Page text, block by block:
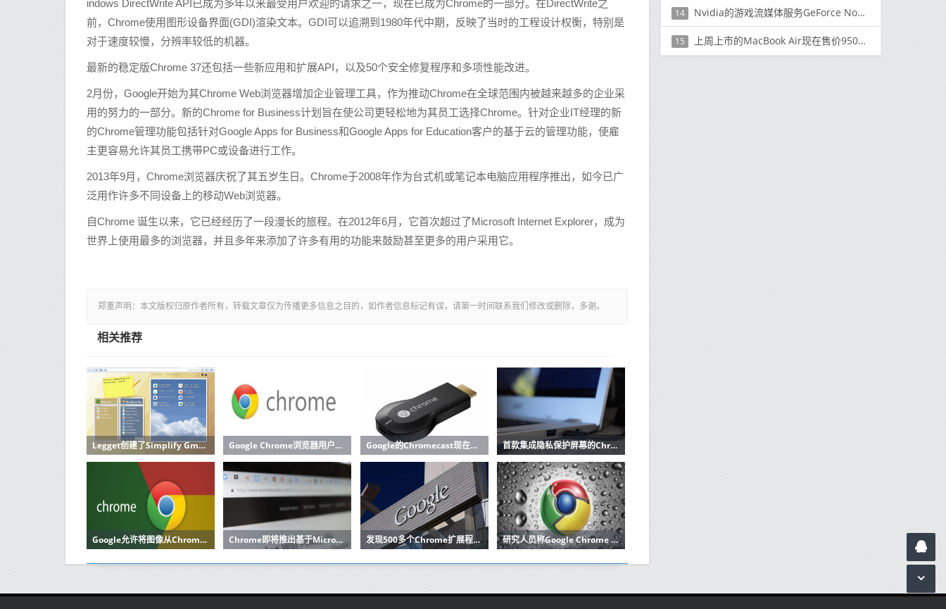
indows DirectWrite API已成为多年以来最受用户欢迎的请求之一，现在已成为Chrome的一部分。在DirectWrite之
前，Chrome使用图形设备界面(GDI)渲染文本。GDI可以追溯到1980年代中期，反映了当时的工程设计权衡，特别是
对于速度较慢，分辨率较低的机器。
最新的稳定版Chrome 37还包括一些新应用和扩展API，以及50个安全修复程序和多项性能改进。
2月份，Google开始为其Chrome Web浏览器增加企业管理工具，作为推动Chrome在全球范围内被越来越多的企业采
用的努力的一部分。新的Chrome for Business计划旨在使公司更轻松地为其员工选择Chrome。针对企业IT经理的新
的Chrome管理功能包括针对Google Apps for Business和Google Apps for Education客户的基于云的管理功能，使雇
主更容易允许其员工携带PC或设备进行工作。
2013年9月，Chrome浏览器庆祝了其五岁生日。Chrome于2008年作为台式机或笔记本电脑应用程序推出，如今已广
泛用作许多不同设备上的移动Web浏览器。
自Chrome 诞生以来，它已经经历了一段漫长的旅程。在2012年6月，它首次超过了Microsoft Internet Explorer，成为
世界上使用最多的浏览器，并且多年来添加了许多有用的功能来鼓励甚至更多的用户采用它。
郑重声明：本文版权归原作者所有，转载文章仅为传播更多信息之目的，如作者信息标记有误，请第一时间联系我们修改或删除，多谢。
相关推荐
Legget创建了Simplify Gmail这是一个免费的Chrome扩展程序 Google Chrome浏览器用户将收到有关该网站可能不完全安全的警报 Google的Chromecast现在可在加拿大欧洲使用 首款集成隐私保护屏幕的Chromebook将于2020年上市
Google允许将图像从Chrome复制到Android上的剪贴板 Chrome即将推出基于Microsoft Edge的标签页移动功能 发现500多个Chrome扩展程序传播恶意软件已有10年了 研究人员称Google Chrome 80更新存在隐私威胁漏洞
14 Nvidia的游戏流媒体服务GeForce Now可与Google Stadia竞争
15 上周上市的MacBook Air现在售价950美元